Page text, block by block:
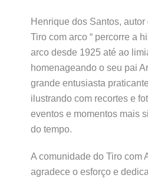
Henrique dos Santos,
Tiro com arco “ percorre a
arco desde 1925 até ao
homenageando o seu pai
grande entusiasta
ilustrando com recortes e
eventos e momentos mais
do tempo.
A comunidade do Tiro com
agradece o esforço e